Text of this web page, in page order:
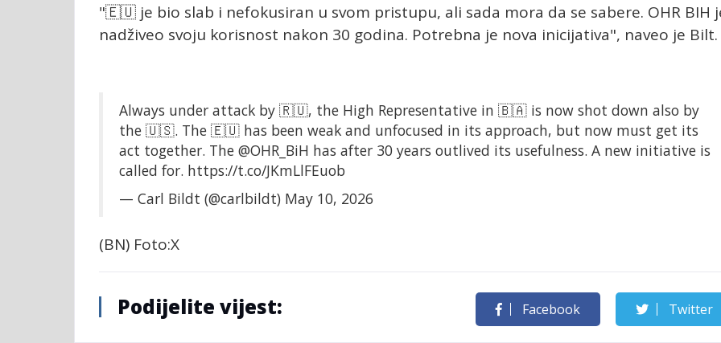
"🇪🇺 je bio slab i nefokusiran u svom pristupu, ali sada mora da se sabere. OHR BIH
nadživeo svoju korisnost nakon 30 godina. Potrebna je nova inicijativa", naveo je Bilt.
Always under attack by 🇷🇺, the High Representative in 🇧🇦 is now shot down also by
the 🇺🇸. The 🇪🇺 has been weak and unfocused in its approach, but now must get its
act together. The @OHR_BiH has after 30 years outlived its usefulness. A new initiative is
called for. https://t.co/JKmLlFEuob
— Carl Bildt (@carlbildt) May 10, 2026
(BN) Foto:X
Podijelite vijest: Facebook Twitter